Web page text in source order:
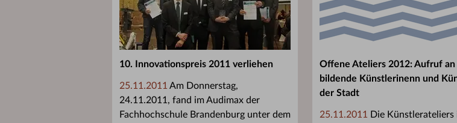
10. Innovationspreis 2011 verliehen
25.11.2011 Am Donnerstag,
24.11.2011, fand im Audimax der
Fachhochschule Brandenburg unter dem
Offene Ateliers 2012: Aufruf an
bildende Künstlerinenn und
der Stadt
25.11.2011
Die Künstlerateliers